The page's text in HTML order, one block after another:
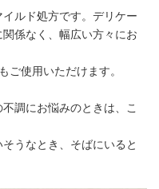
ルド処方です。デリケー
係なく、幅広い方々にお
ご使用いただけます。
調にお悩みのときは、こ
うなとき、そばにいると